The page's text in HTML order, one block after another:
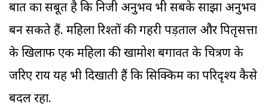
बात का सबूत है कि निजी अनुभव भी सबके साझा अनुभव
बन सकते हैं. महिला रिश्तों की गहरी पड़ताल और पितृसत्ता
के खिलाफ एक महिला की खामोश बगावत के चित्रण के
जरिए राय यह भी दिखाती हैं कि सिक्किम का परिदृश्य कैसे
बदल रहा.